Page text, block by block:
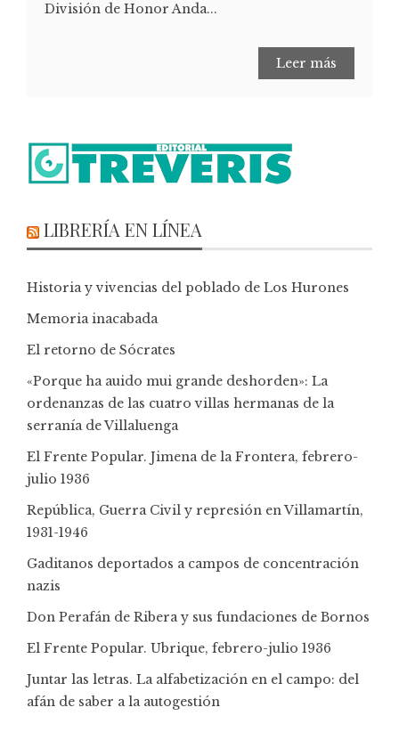
División de Honor Anda...
Leer más
LIBRERÍA EN LÍNEA
Historia y vivencias del poblado de Los Hurones
Memoria inacabada
El retorno de Sócrates
«Porque ha auido mui grande deshorden»: La
ordenanzas de las cuatro villas hermanas de la
serranía de Villaluenga
El Frente Popular. Jimena de la Frontera, febrero-
julio 1936
República, Guerra Civil y represión en Villamartín,
1931-1946
Gaditanos deportados a campos de concentración
nazis
Don Perafán de Ribera y sus fundaciones de Bornos
El Frente Popular. Ubrique, febrero-julio 1936
Juntar las letras. La alfabetización en el campo: del
afán de saber a la autogestión